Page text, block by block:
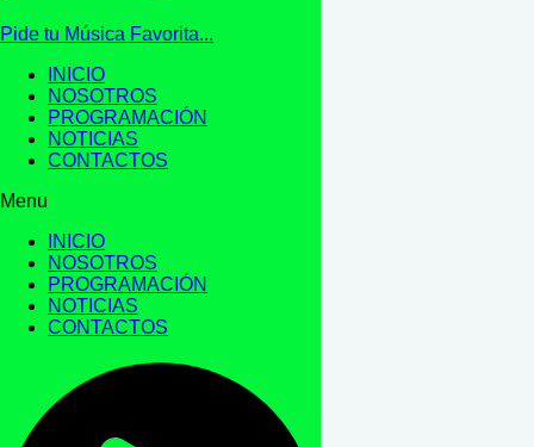
Pide tu Música Favorita...
INICIO
NOSOTROS
PROGRAMACIÓN
NOTICIAS
CONTACTOS
Menu
INICIO
NOSOTROS
PROGRAMACIÓN
NOTICIAS
CONTACTOS